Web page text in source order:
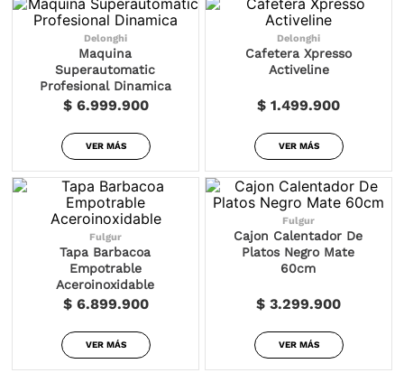
Delonghi
Maquina
Superautomatic
Profesional Dinamica
$ 6.999.900
VER MÁS
Delonghi
Cafetera Xpresso
Activeline
$ 1.499.900
VER MÁS
Fulgur
Tapa Barbacoa
Empotrable
Aceroinoxidable
$ 6.899.900
VER MÁS
Fulgur
Cajon Calentador De
Platos Negro Mate
60cm
$ 3.299.900
VER MÁS